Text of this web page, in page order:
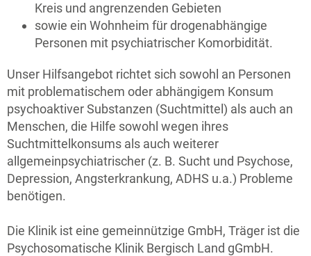
Kreis und angrenzenden Gebieten
sowie ein Wohnheim für drogenabhängige
Personen mit psychiatrischer Komorbidität.
Unser Hilfsangebot richtet sich sowohl an Personen
mit problematischem oder abhängigem Konsum
psychoaktiver Substanzen (Suchtmittel) als auch an
Menschen, die Hilfe sowohl wegen ihres
Suchtmittelkonsums als auch weiterer
allgemeinpsychiatrischer (z. B. Sucht und Psychose,
Depression, Angsterkrankung, ADHS u.a.) Probleme
benötigen.
Die Klinik ist eine gemeinnützige GmbH, Träger ist die
Psychosomatische Klinik Bergisch Land gGmbH.